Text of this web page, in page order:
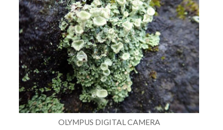
OLYMPUS DIGITAL CAMERA